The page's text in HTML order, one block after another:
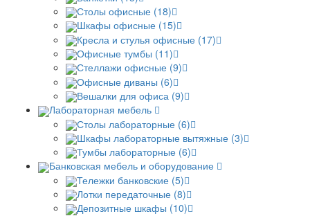
Столы офисные (18)
Шкафы офисные (15)
Кресла и стулья офисные (17)
Офисные тумбы (11)
Стеллажи офисные (9)
Офисные диваны (6)
Вешалки для офиса (9)
Лабораторная мебель
Столы лабораторные (6)
Шкафы лабораторные вытяжные (3)
Тумбы лабораторные (6)
Банковская мебель и оборудование
Тележки банковские (5)
Лотки передаточные (8)
Депозитные шкафы (10)